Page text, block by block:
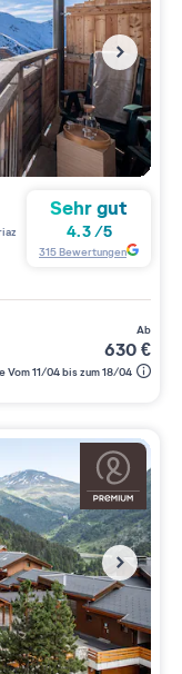
Sehr gut
4.3/5
315Bewertungen
ab
630€
Vom 11/04 bis zum 18/04